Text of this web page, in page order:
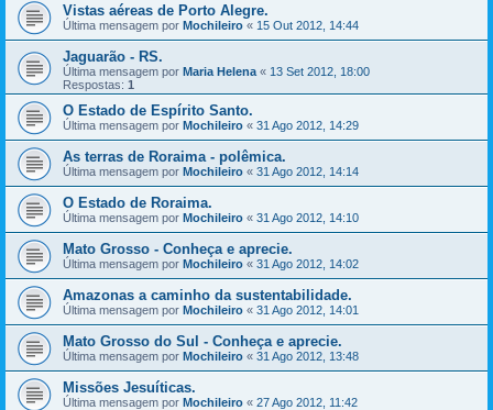
Vistas aéreas de Porto Alegre.
Última mensagem por Mochileiro « 15 Out 2012, 14:44
Jaguarão - RS.
Última mensagem por Maria Helena « 13 Set 2012, 18:00
Respostas: 1
O Estado de Espírito Santo.
Última mensagem por Mochileiro « 31 Ago 2012, 14:29
As terras de Roraima - polêmica.
Última mensagem por Mochileiro « 31 Ago 2012, 14:14
O Estado de Roraima.
Última mensagem por Mochileiro « 31 Ago 2012, 14:10
Mato Grosso - Conheça e aprecie.
Última mensagem por Mochileiro « 31 Ago 2012, 14:02
Amazonas a caminho da sustentabilidade.
Última mensagem por Mochileiro « 31 Ago 2012, 14:01
Mato Grosso do Sul - Conheça e aprecie.
Última mensagem por Mochileiro « 31 Ago 2012, 13:48
Missões Jesuíticas.
Última mensagem por Mochileiro « 27 Ago 2012, 11:42